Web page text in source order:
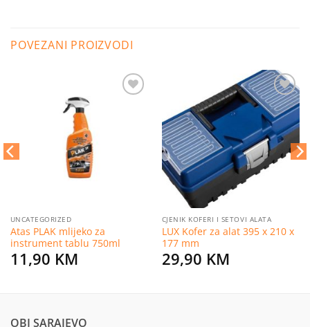
POVEZANI PROIZVODI
UNCATEGORIZED
Atas PLAK mlijeko za
instrument tablu 750ml
11,90 KM
Dodaj
na
listu
želja
CJENIK KOFERI I SETOVI ALATA
LUX Kofer za alat 395 x 210 x
177 mm
29,90 KM
OBI SARAJEVO